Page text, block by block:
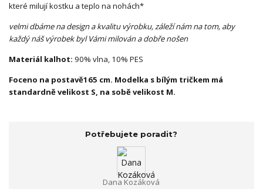
které milují kostku a teplo na nohách*
velmi dbáme na design a kvalitu výrobku, záleží nám na tom, aby
každý náš výrobek byl Vámi milován a dobře nošen
Materiál kalhot: 90% vlna, 10% PES
Foceno na postavě165 cm. Modelka s bílým tričkem má
standardně velikost S, na sobě velikost M.
Potřebujete poradit?
Dana Kozáková